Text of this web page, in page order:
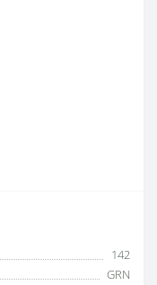
142
GRN